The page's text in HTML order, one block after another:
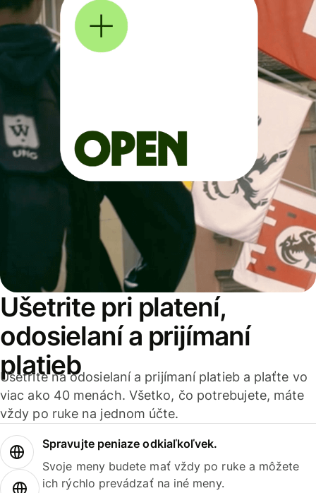
Ušetrite pri platení,
odosielaní a prijímaní
platieb
Ušetrite na odosielaní a prijímaní platieb a plaťte vo
viac ako 40 menách. Všetko, čo potrebujete, máte
vždy po ruke na jednom účte.
Spravujte peniaze odkiaľkoľvek.
Svoje meny budete mať vždy po ruke a môžete
ich rýchlo prevádzať na iné meny.